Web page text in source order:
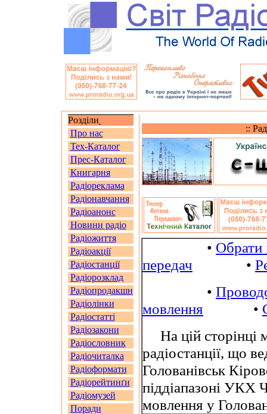
Розділи
Про нас
Тех-Каталог
Прес-Каталог
Книгарня
Радіореклама
Радіонавчання
Радіоанонс
Новини радіо
Радіожиття
Радіоакції
Радіостанції
Радіорозклад
Радіопродакшн
Радіолінки
Радіостатті
Радіозакони
Радіословник
Радіочиталка
Радіоформати
Радіорейтинґи
Радіомузей
Поради
::
• Обрати
передач •
•
мовлення •
На цій сторінці
радіостанції, що
Голованівськ
піддіапазоні
мовлення у